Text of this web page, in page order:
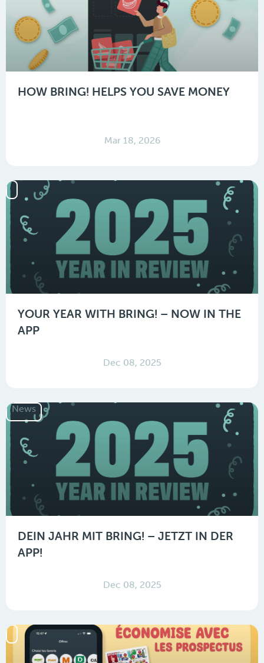
HOW BRING! HELPS YOU SAVE MONEY
Mar 18, 2026
YOUR YEAR WITH BRING! – NOW IN THE
APP
Dec 08, 2025
News
DEIN JAHR MIT BRING! – JETZT IN DER
APP!
Dec 08, 2025